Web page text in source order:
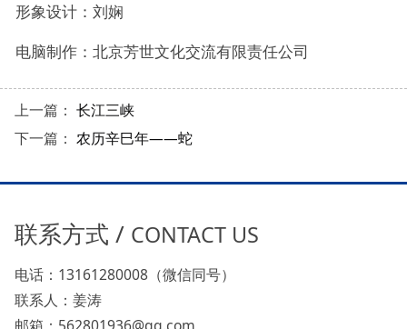
形象设计：刘娴
电脑制作：北京芳世文化交流有限责任公司
上一篇： 长江三峡
下一篇： 农历辛巳年——蛇
联系方式 / CONTACT US
电话：13161280008（微信同号）
联系人：姜涛